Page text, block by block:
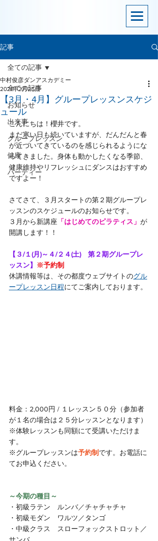
記事
全ての記事
お知らせ
出来事
グループレッスン
健康
パーティー
全ての記事
【3月・4月】グループレッスンスケジ
ュール
中村俊彦ダンアスカデミー
2021年2月25日
こんにちは！櫻井です。
まだ寒い日も続いていますが、だんだんと春
が近づいてきているのを感じられるようにな
ってきました。身体も動かしたくなる季節、
健康維持やリフレッシュにダンスはおすすめ
ですよー！
さてさて、３月スタートの第２期グループレ
ッスンのスケジュールのお知らせです。
３月から新講座 「はじめてのピラティス」 が
開講します！！
【３/１(月)～４/２４(土)　第２期グループレ
ッスン】
※予約制
休講情報等は、その都度ウェブサイトのグル
ープレッスン日程にてご案内しております。
料金：2,000円 / １レッスン５０分（参加者
が１名の場合は２５分レッスンとなります）
※体験レッスンも同額にて受講いただけま
す。
※グループレッスンは予約制です。お電話に
てお申込ください。
～今期の種目～
・初級ラテン　ルンバ／チャチャチャ
・初級モダン　ワルツ／タンゴ
・中級クラス　スローフォックストロット／
サンバ